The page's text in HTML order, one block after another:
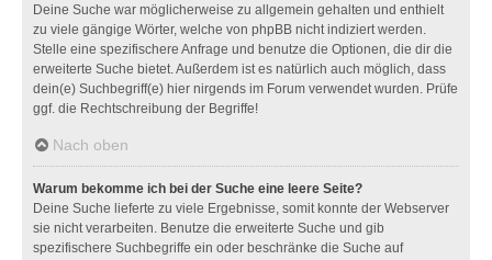
Deine Suche war möglicherweise zu allgemein gehalten und enthielt
zu viele gängige Wörter, welche von phpBB nicht indiziert werden.
Stelle eine spezifischere Anfrage und benutze die Optionen, die dir die
erweiterte Suche bietet. Außerdem ist es natürlich auch möglich, dass
dein(e) Suchbegriff(e) hier nirgends im Forum verwendet wurden. Prüfe
ggf. die Rechtschreibung der Begriffe!
Nach oben
Warum bekomme ich bei der Suche eine leere Seite?
Deine Suche lieferte zu viele Ergebnisse, somit konnte der Webserver
sie nicht verarbeiten. Benutze die erweiterte Suche und gib
spezifischere Suchbegriffe ein oder beschränke die Suche auf